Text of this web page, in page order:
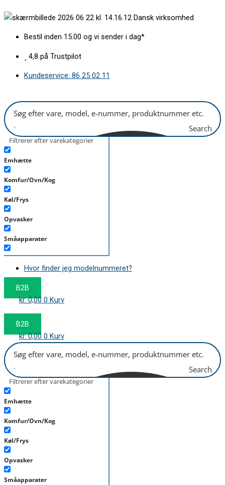
til
Dansk virksomhed
Bestil inden 15.00 og vi sender i dag*
4,8 på Trustpilot
Kundeservice: 86 25 02 11
Search
Filtrerer efter varekategorier
Emhætte
Komfur/Ovn/Kog
Køl/Frys
Opvasker
Småapparater
Støvsuger
Tørretumbler
Tilbehør/Plejemidler
Hvor finder jeg modelnummeret?
B2B
kr.0,00 0 Kurv
B2B
kr.0,00 0 Kurv
Search
Filtrerer efter varekategorier
Emhætte
Komfur/Ovn/Kog
Køl/Frys
Opvasker
Småapparater
med